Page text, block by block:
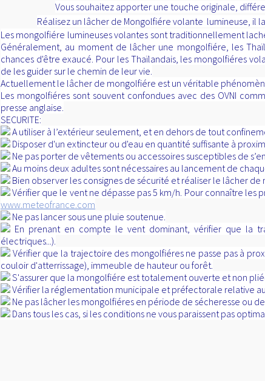
Vous souhaitez apporter une touche
Réalisez un lâcher de Mongolfiére volante
Les mongolfiére lumineuses volantes sont traditionnellement
Généralement, au moment de lâcher une mongolfiére, les
chances d'être exaucé. Pour les Thaïlandais, les mongolfiéres
de les guider sur le chemin de leur vie.
Actuellement le lâcher de mongolfiére est un véritable
Les mongolfiéres sont souvent confondues avec des OVNI
presse anglaise.
SECURITE:
A utiliser à l’extérieur seulement, et en dehors de tout
Disposer d'un extincteur ou d'eau en quantité suffisante à
Ne pas porter de vêtements ou accessoires susceptibles de
Au moins deux adultes sont nécessaires au lancement de
Bien observer les consignes de sécurité et réaliser le lâcher
Vérifier que le vent ne dépasse pas 5 km/h. Pour connaître
www.meteofrance.com
Ne pas lancer sous une pluie soutenue.
En prenant en compte le vent dominant, vérifier que la
électriques...).
Vérifier que la trajectoire des mongolfiéres ne passe pas à
couloir d'atterrissage), immeuble de hauteur ou forêt.
S'assurer que la mongolfiére est totalement ouverte et non
Vérifier la réglementation municipale et préfectorale relative
Ne pas lâcher les mongolfiéres en période de sécheresse ou
Dans tous les cas, si les conditions ne vous paraissent pas